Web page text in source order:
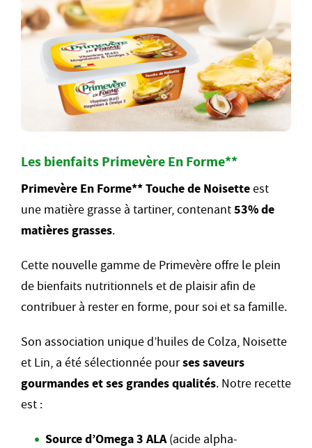
Les bienfaits Primevère En Forme**
Primevère En Forme** Touche de Noisetteest
une matière grasse à tartiner, contenant53% de
matières grasses.
Cette nouvelle gamme de Primevère offre le plein
de bienfaits nutritionnels et de plaisir afin de
contribuer à rester en forme, pour soi et sa famille.
Son association unique d’huiles de Colza, Noisette
et Lin, a été sélectionnée pourses saveurs
gourmandes et ses grandes qualités. Notre recette
est :
Source d’Omega 3 ALA(acide alpha-